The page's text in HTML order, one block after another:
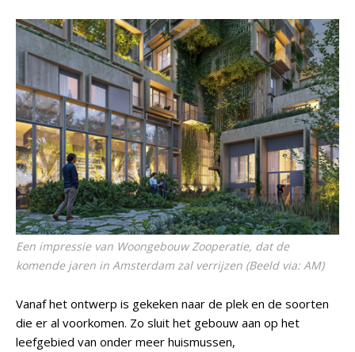
Een impressie van Woongebouw Zooperatie, dat de
komende jaren in Amsterdam zal verrijzen (Beeld via: AM)
Vanaf het ontwerp is gekeken naar de plek en de soorten
die er al voorkomen. Zo sluit het gebouw aan op het
leefgebied van onder meer huismussen,